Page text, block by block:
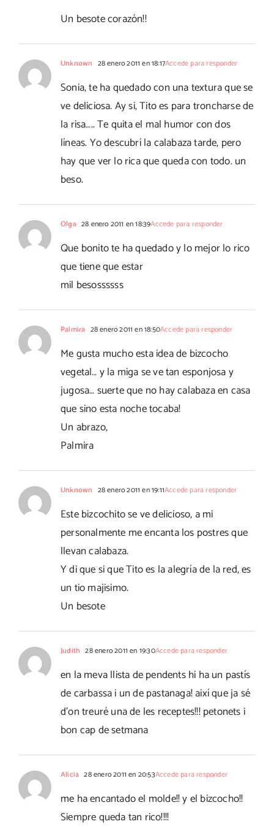
Un besote corazón!!
Unknown 28 enero 2011 en 18:17Accede para responder
Sonia, te ha quedado con una textura que se
ve deliciosa. Ay si, Tito es para troncharse de
la risa….. Te quita el mal humor con dos
líneas. Yo descubrí la calabaza tarde, pero
hay que ver lo rica que queda con todo. un
beso.
Olga 28 enero 2011 en 18:39Accede para responder
Que bonito te ha quedado y lo mejor lo rico
que tiene que estar
mil besossssss
Palmira 28 enero 2011 en 18:50Accede para responder
Me gusta mucho esta idea de bizcocho
vegetal… y la miga se ve tan esponjosa y
jugosa… suerte que no hay calabaza en casa
que sino esta noche tocaba!
Un abrazo,
Palmira
Unknown 28 enero 2011 en 19:11Accede para responder
Este bizcochito se ve delicioso, a mi
personalmente me encanta los postres que
llevan calabaza.
Y di que si que Tito es la alegría de la red, es
un tio majisimo.
Un besote
Judith 28 enero 2011 en 19:30Accede para responder
en la meva llista de pendents hi ha un pastís
de carbassa i un de pastanaga! així que ja sé
d'on treuré una de les receptes!!! petonets i
bon cap de setmana
Alicia 28 enero 2011 en 20:53Accede para responder
me ha encantado el molde!! y el bizcocho!!
Siempre queda tan rico!!!!